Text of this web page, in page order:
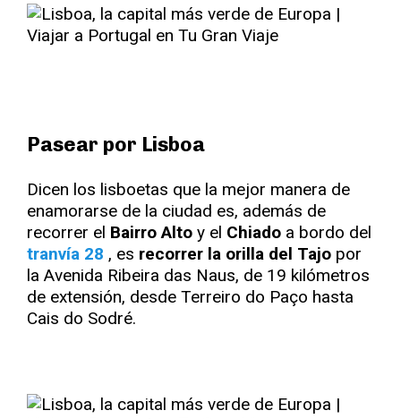
Pasear por Lisboa
Dicen los lisboetas que la mejor manera de
enamorarse de la ciudad es, además de
recorrer el Bairro Alto y el Chiado a bordo del
tranvía 28 , es recorrer la orilla del Tajo por
la Avenida Ribeira das Naus, de 19 kilómetros
de extensión, desde Terreiro do Paço hasta
Cais do Sodré.